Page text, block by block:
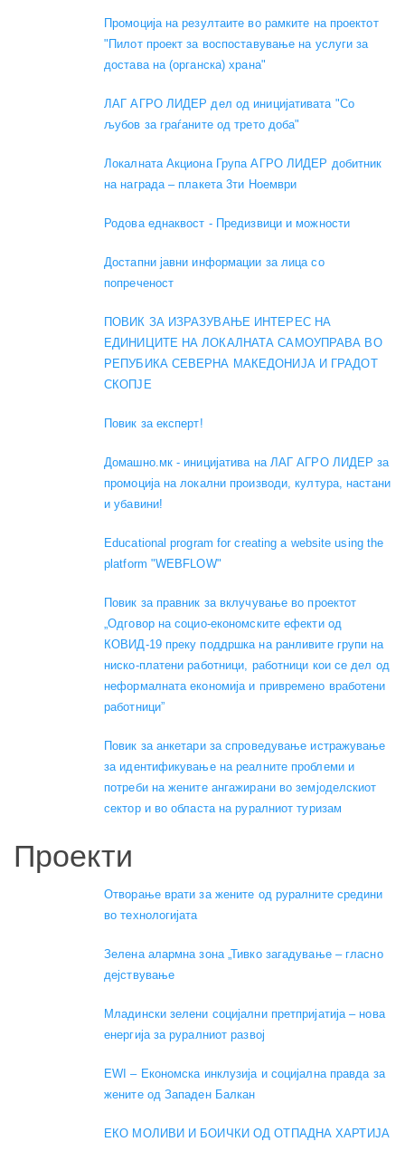
Промоција на резултаите во рамките на проектот
"Пилот проект за воспоставување на услуги за
достава на (органска) храна"
ЛАГ АГРО ЛИДЕР дел од иницијативата "Со
љубов за граѓаните од трето доба"
Локалната Акциона Група АГРО ЛИДЕР добитник
на награда – плакета 3ти Ноември
Родова еднаквост - Предизвици и можности
Достапни јавни информации за лица со
попреченост
ПОВИК ЗА ИЗРАЗУВАЊЕ ИНТЕРЕС НА
ЕДИНИЦИТЕ НА ЛОКАЛНАТА САМОУПРАВА ВО
РЕПУБИКА СЕВЕРНА МАКЕДОНИЈА И ГРАДОТ
СКОПЈЕ
Повик за експерт!
Домашно.мк - иницијатива на ЛАГ АГРО ЛИДЕР за
промоција на локални производи, култура, настани
и убавини!
Educational program for creating a website using the
platform "WEBFLOW"
Повик за правник за вклучување во проектот
„Одговор на социо-економските ефекти од
КОВИД-19 преку поддршка на ранливите групи на
ниско-платени работници, работници кои се дел од
неформалната економија и привремено вработени
работници”
Повик за анкетари за спроведување истражување
за идентификување на реалните проблеми и
потреби на жените ангажирани во земјоделскиот
сектор и во областа на руралниот туризам
Проекти
Отворање врати за жените од руралните средини
во технологијата
Зелена алармна зона „Тивко загадување – гласно
дејствување
Младински зелени социјални претпријатија – нова
енергија за руралниот развој
EWI – Економска инклузија и социјална правда за
жените од Западен Балкан
ЕКО МОЛИВИ И БОИЧКИ ОД ОТПАДНА ХАРТИЈА